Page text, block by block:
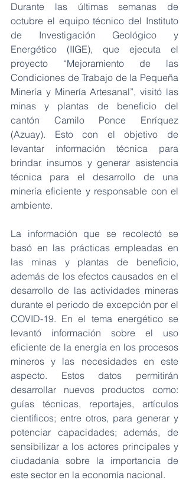
Durante las últimas semanas de
octubre el equipo técnico del Instituto
de Investigación Geológico y
Energético (IIGE), que ejecuta el
proyecto “Mejoramiento de las
Condiciones de Trabajo de la Pequeña
Minería y Minería Artesanal”, visitó las
minas y plantas de beneficio del
cantón Camilo Ponce Enríquez
(Azuay). Esto con el objetivo de
levantar información técnica para
brindar insumos y generar asistencia
técnica para el desarrollo de una
minería eficiente y responsable con el
ambiente.
La información que se recolectó se
basó en las prácticas empleadas en
las minas y plantas de beneficio,
además de los efectos causados en el
desarrollo de las actividades mineras
durante el periodo de excepción por el
COVID-19. En el tema energético se
levantó información sobre el uso
eficiente de la energía en los procesos
mineros y las necesidades en este
aspecto. Estos datos permitirán
desarrollar nuevos productos como:
guías técnicas, reportajes, artículos
científicos; entre otros, para generar y
potenciar capacidades; además, de
sensibilizar a los actores principales y
ciudadanía sobre la importancia de
este sector en la economía nacional.